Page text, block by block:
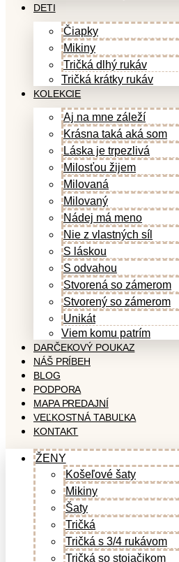
DETI
Čiapky
Mikiny
Tričká dlhý rukáv
Tričká krátky rukáv
KOLEKCIE
Aj na mne záleží
Krásna taká aká som
Láska je trpezlivá
Milosťou žijem
Milovaná
Milovaný
Nádej má meno
Nie z vlastných síl
S láskou
S odvahou
Stvorená so zámerom
Stvorený so zámerom
Unikát
Viem komu patrím
DARČEKOVÝ POUKAZ
NÁŠ PRÍBEH
BLOG
PODPORA
MAPA PREDAJNÍ
VEĽKOSTNÁ TABUĽKA
KONTAKT
ŽENY
Košeľové šaty
Mikiny
Šaty
Tričká
Tričká s 3/4 rukávom
Tričká so stojačikom